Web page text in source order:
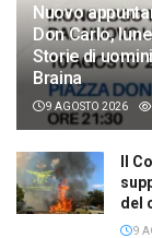
Nuovo
Don Carlo,
Storie di
Braina
9 AGOSTO 2026
Il
del
9